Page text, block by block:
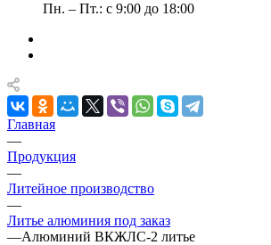
Пн. – Пт.: с 9:00 до 18:00
Главная
—
Продукция
—
Литейное производство
—
Литье алюминия под заказ
—Алюминий ВКЖЛС-2 литье